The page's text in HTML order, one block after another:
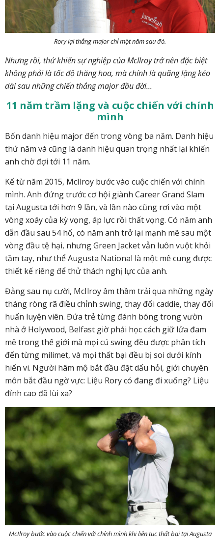
Rory lại thắng major chỉ một năm sau đó.
Nhưng rồi, thứ khiến sự nghiệp của McIlroy trở nên đặc biệt
không phải là tốc độ thăng hoa, mà chính là quãng lặng kéo
dài sau những chiến thắng major đầu đời...
11 năm trầm lặng và cuộc chiến với chính
mình
Bốn danh hiệu major đến trong vòng ba năm. Danh hiệu
thứ năm và cũng là danh hiệu quan trọng nhất lại khiến
anh chờ đợi tới 11 năm.
Kể từ năm 2015, McIlroy bước vào cuộc chiến với chính
mình. Anh đứng trước cơ hội giành Career Grand Slam
tại Augusta tới hơn 9 lần, và lần nào cũng rơi vào một
vòng xoáy của kỳ vọng, áp lực rồi thất vọng. Có năm anh
dẫn đầu sau 54 hố, có năm anh trở lại mạnh mẽ sau một
vòng đầu tệ hại, nhưng Green Jacket vẫn luôn vuột khỏi
tầm tay, như thể Augusta National là một mê cung được
thiết kế riêng để thử thách nghị lực của anh.
Đằng sau nụ cười, McIlroy âm thầm trải qua những ngày
tháng ròng rã điều chỉnh swing, thay đổi caddie, thay đổi
huấn luyện viên. Đứa trẻ từng đánh bóng trong vườn
nhà ở Holywood, Belfast giờ phải học cách giữ lửa đam
mê trong thế giới mà mọi cú swing đều được phân tích
đến từng milimet, và mọi thất bại đều bị soi dưới kính
hiển vi. Người hâm mộ bắt đầu đặt dấu hỏi, giới chuyên
môn bắt đầu ngờ vực: Liệu Rory có đang đi xuống? Liệu
đỉnh cao đã lùi xa?
McIlroy bước vào cuộc chiến với chính mình khi liên tục thất bại tại Augusta